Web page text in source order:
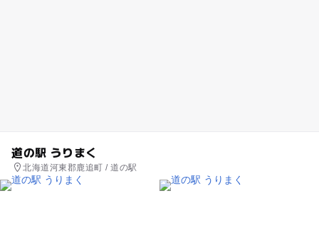
道の駅 うりまく
北海道河東郡鹿追町 / 道の駅